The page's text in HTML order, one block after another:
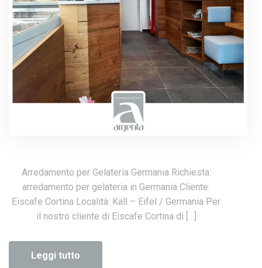
Arredamento per Gelateria Germania Richiesta:
arredamento per gelateria in Germania Cliente:
Eiscafe Cortina Località: Kall – Eifel / Germania Per
il nostro cliente di Eiscafe Cortina di […]
Leggi tutto